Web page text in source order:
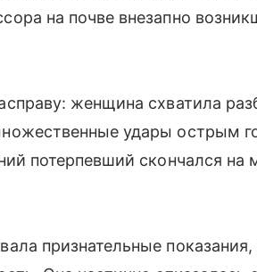
на почве внезапно
женщина схватила
удары острым
потерпевший скончался на
признательные показания,